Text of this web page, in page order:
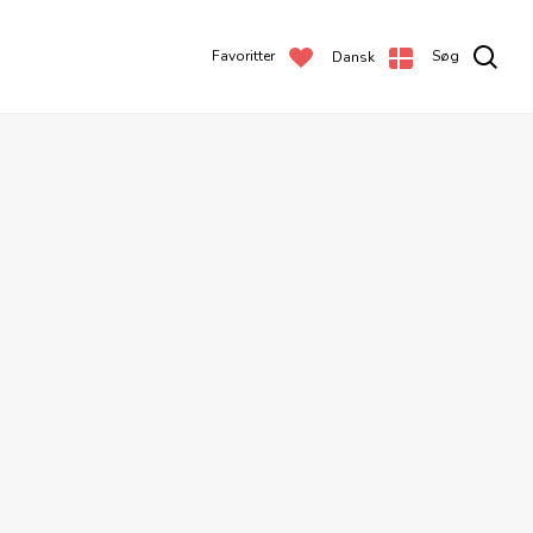
Favoritter Dansk Søg